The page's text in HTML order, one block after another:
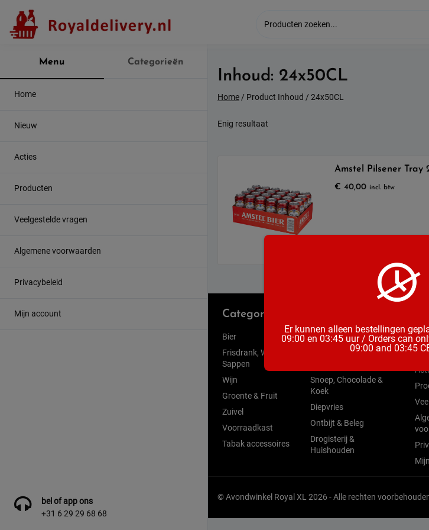
content
Menu Categorieën
Home
Nieuw
Acties
Producten
Veelgestelde vragen
Algemene voorwaarden
Privacybeleid
Mijn account
bel of app ons
+31 6 29 29 68 68
Inhoud: 24x50CL
Home/ Product Inhoud / 24x50CL
Enig resultaat
Amstel Pilsener Tray
€ 40,00 incl. btw
Categorieën
Bier
Frisdrank, Water &
Sappen
Wijn
Groente & Fruit
Zuivel
Voorraadkast
Tabak accessoires
Mix & Aperitieven
Snoep, Chocolade &
Koek
Diepvries
Ontbijt & Beleg
Drogisterij &
Huishouden
© Avondwinkel Royal XL 2026 - Alle rechten
Er kunnen alleen bestellingen
09:00 en 03:45 uur / Orders can
09:00 and 03:45